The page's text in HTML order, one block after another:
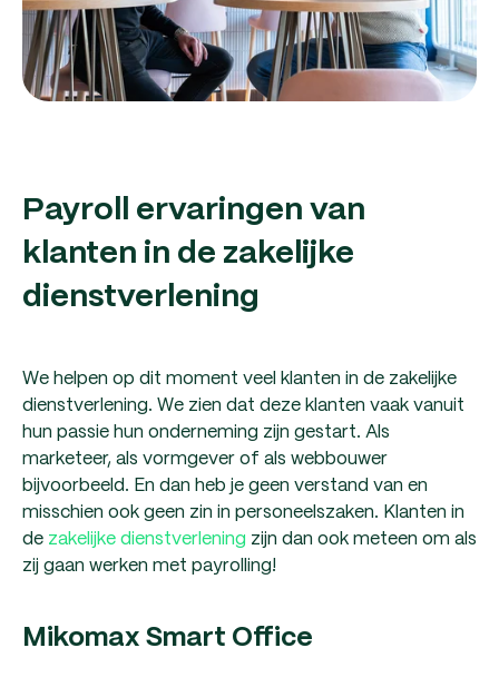
Payroll ervaringen van
klanten in de zakelijke
dienstverlening
We helpen op dit moment veel klanten in de zakelijke
dienstverlening. We zien dat deze klanten vaak vanuit
hun passie hun onderneming zijn gestart. Als
marketeer, als vormgever of als webbouwer
bijvoorbeeld. En dan heb je geen verstand van en
misschien ook geen zin in personeelszaken. Klanten in
de zakelijke dienstverlening zijn dan ook meteen om als
zij gaan werken met payrolling!
Mikomax Smart Office